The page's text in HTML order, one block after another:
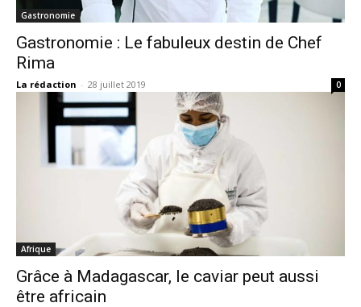
Gastronomie
Gastronomie : Le fabuleux destin de Chef
Rima
La rédaction - 28 juillet 2019 0
Afrique
Grâce à Madagascar, le caviar peut aussi
être africain